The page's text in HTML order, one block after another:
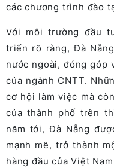
các chương trình đào
Với môi trường đầu
triển rõ ràng, Đà
nước ngoài, đóng góp
của ngành CNTT.
cơ hội làm việc mà
của thành phố trên
năm tới, Đà Nẵng
mạnh mẽ, trở thành
hàng đầu của Việt